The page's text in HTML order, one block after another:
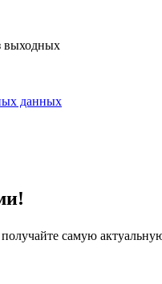
выходных
данных
самую